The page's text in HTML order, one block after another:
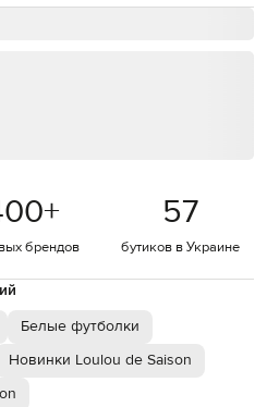
+
брендов
57
бутиков в Украине
Белые футболки
Новинки Loulou de Saison